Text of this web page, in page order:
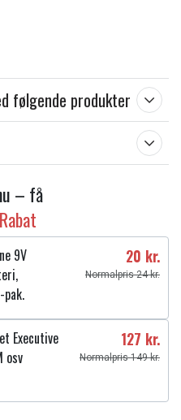
følgende produkter
– få
9V
pak.
20 kr.
Normalpris 24 kr.
Executive
osv
127 kr.
Normalpris 149 kr.